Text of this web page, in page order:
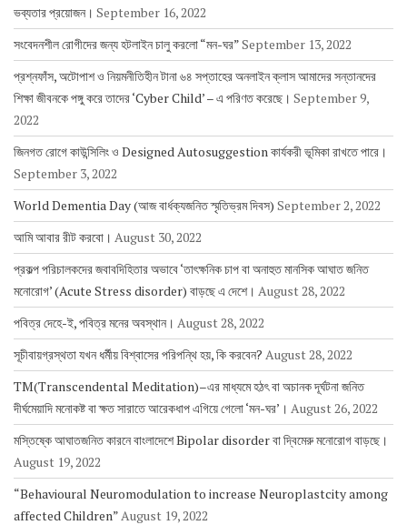
ভব্যতার প্রয়োজন। September 16, 2022
সংবেদনশীল রোগীদের জন্য হটলাইন চালু করলো “মন-ঘর”September 13, 2022
প্রশ্নফাঁস, অটোপাশ ও নিয়মনীতিহীন টানা ৬৪ সপ্তাহের অনলাইন ক্লাস আমাদের সন্তানদের
শিক্ষা জীবনকে পঙ্গু করে তাদের ‘Cyber Child’ – এ পরিণত করেছে। September 9,
2022
জিনগত রোগে কাউন্সিলিং ও Designed Autosuggestion কার্যকরী ভূমিকা রাখতে পারে।
September 3, 2022
World Dementia Day (আজ বার্ধক্যজনিত স্মৃতিভ্রম দিবস) September 2, 2022
আমি আবার রীট করবো। August 30, 2022
প্রকল্প পরিচালকদের জবাবদিহিতার অভাবে ‘তাৎক্ষনিক চাপ বা অনাহুত মানসিক আঘাত জনিত
মনোরোগ’ (Acute Stress disorder) বাড়ছে এ দেশে। August 28, 2022
পবিত্র দেহে-ই, পবিত্র মনের অবস্থান। August 28, 2022
সূচীবায়গ্রস্থতা যখন ধর্মীয় বিশ্বাসের পরিপন্থি হয়, কি করবেন? August 28, 2022
TM(Transcendental Meditation)–এর মাধ্যমে হঠৎ বা অচানক দূর্ঘটনা জনিত
দীর্ঘমেয়াদি মনোকষ্ট বা ক্ষত সারাতে আরেকধাপ এগিয়ে গেলো ‘মন-ঘর’। August 26, 2022
মস্তিষ্কে আঘাতজনিত কারনে বাংলাদেশে Bipolar disorder বা দ্বিমেরু মনোরোগ বাড়ছে।
August 19, 2022
“Behavioural Neuromodulation to increase Neuroplastcity among
affected Children”August 19, 2022